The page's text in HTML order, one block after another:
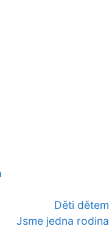
Děti dětem
Jsme jedna rodina